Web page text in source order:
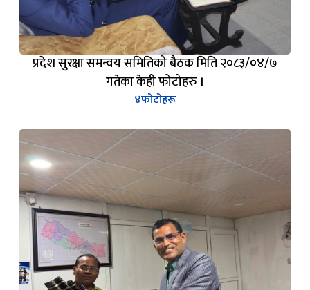
प्रदेश सुरक्षा समन्वय समितिको बैठक मिति २०८३/०४/७
गतेका केही फोटोहरु ।
४फोटोहरू